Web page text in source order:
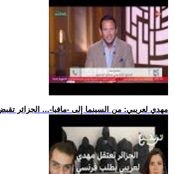
.. مهدي لعريبي: من السينما إلى -مافيا-... الجزائر